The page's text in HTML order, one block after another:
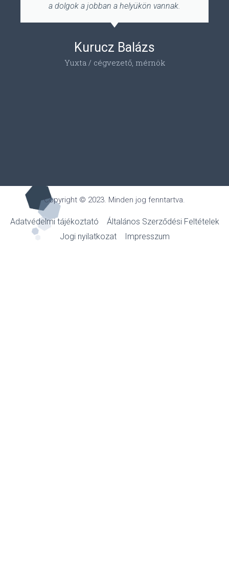
a dolgok a jobban a helyükön vannak.
Kurucz Balázs
Yuxta / cégvezető, mérnök
Copyright © 2023. Minden jog fenntartva.
Adatvédelmi tájékoztató
Általános Szerződési Feltételek
Jogi nyilatkozat
Impresszum